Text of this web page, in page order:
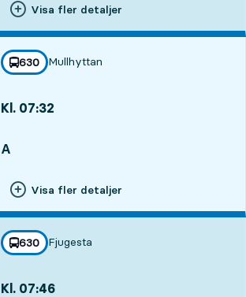
Visa fler detaljer
linje
630
mot
Mullhyttan
,
Kl. 07:32
A
Visa fler detaljer
linje
630
mot
Fjugesta
,
Kl. 07:46